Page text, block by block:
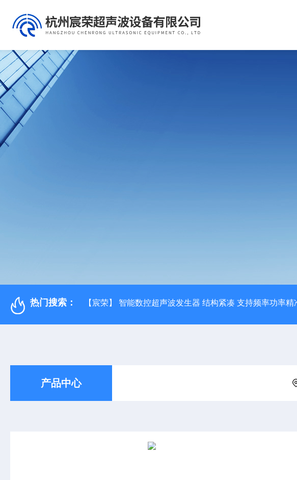
热门搜索： 【宸荣】 智能数控超声波发生器 结构紧凑 支持频率功率精
产品中心